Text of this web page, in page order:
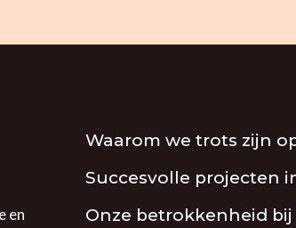
en
Waarom we trots zijn
Succesvolle projecten
Onze betrokkenheid